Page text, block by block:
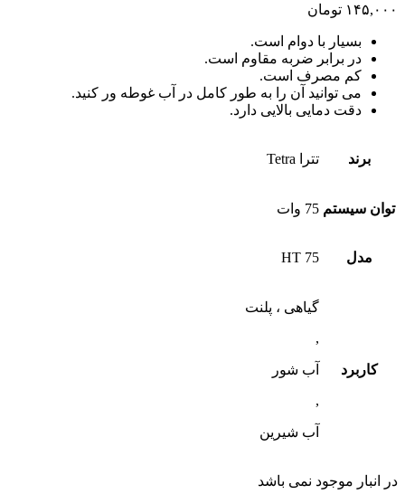
۱۴۵,۰۰۰ تومان
بسیار با دوام است.
در برابر ضربه مقاوم است.
کم مصرف است.
می توانید آن را به طور کامل در آب غوطه ور کنید.
دقت دمایی بالایی دارد.
برند تترا Tetra
توان سیستم 75 وات
مدل HT 75
کاربرد
گیاهی ، پلنت
,
آب شور
,
آب شیرین
در انبار موجود نمی باشد